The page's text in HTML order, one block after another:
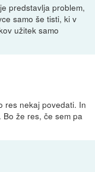
predstavlja problem,
samo še tisti, ki v
užitek samo
res nekaj povedati. In
že res, če sem pa